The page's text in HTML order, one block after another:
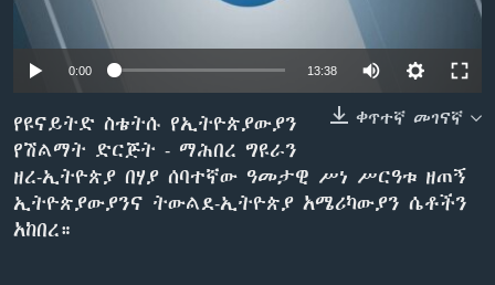
ቋንቋዎች
0:00 13:38
ቀጥተኛ መገናኛ
የዩናይትድ ስቴትሱ የኢትዮጵያውያን
የሽልማት ድርጅት - ማሕበረ ግዩራን
ዘረ-ኢትዮጵያ በሃያ ሰባተኛው ዓመታዊ ሥነ ሥርዓቱ ዘጠኝ
ኢትዮጵያውያንና ትውልደ-ኢትዮጵያ አሜሪካውያን ሴቶችን
አከበረ።